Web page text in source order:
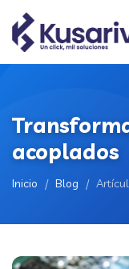
acoplados
Inicio / Blog /